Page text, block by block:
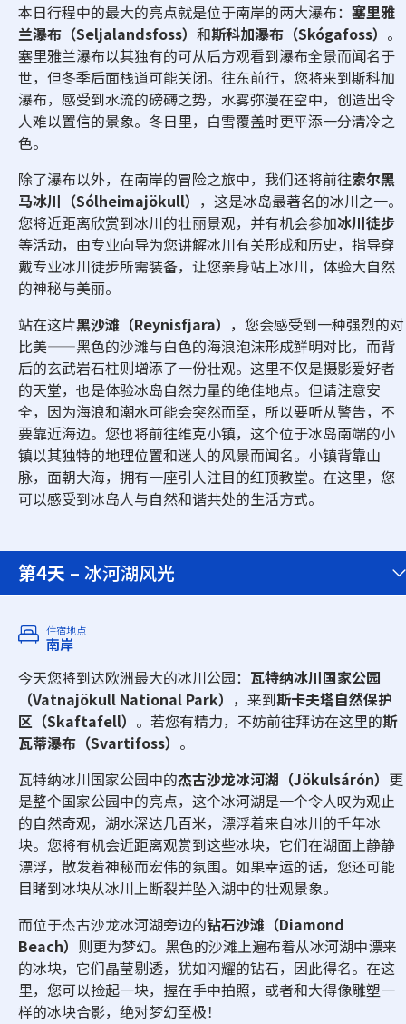
本日行程中的最大的亮点就是位于南岸的两大瀑布： 塞里雅
兰瀑布（Seljalandsfoss） 和斯科加瀑布（Skógafoss） 。
塞里雅兰瀑布以其独有的可从后方观看到瀑布全景而闻名于
世，但冬季后面栈道可能关闭。往东前行，您将来到斯科加
瀑布，感受到水流的磅礴之势，水雾弥漫在空中，创造出令
人难以置信的景象。冬日里，白雪覆盖时更平添一分清冷之
色。
除了瀑布以外，在南岸的冒险之旅中，我们还将前往索尔黑
马冰川（Sólheimajökull） ，这是冰岛最著名的冰川之一。
您将近距离欣赏到冰川的壮丽景观，并有机会参加冰川徒步
等活动，由专业向导为您讲解冰川有关形成和历史，指导穿
戴专业冰川徒步所需装备，让您亲身站上冰川，体验大自然
的神秘与美丽。
站在这片黑沙滩（Reynisfjara） ，您会感受到一种强烈的对
比美——黑色的沙滩与白色的海浪泡沫形成鲜明对比，而背
后的玄武岩石柱则增添了一份壮观。这里不仅是摄影爱好者
的天堂，也是体验冰岛自然力量的绝佳地点。但请注意安
全，因为海浪和潮水可能会突然而至，所以要听从警告，不
要靠近海边。您也将前往维克小镇，这个位于冰岛南端的小
镇以其独特的地理位置和迷人的风景而闻名。小镇背靠山
脉，面朝大海，拥有一座引人注目的红顶教堂。在这里，您
可以感受到冰岛人与自然和谐共处的生活方式。
第4天 – 冰河湖风光
住宿地点
南岸
今天您将到达欧洲最大的冰川公园： 瓦特纳冰川国家公园
（Vatnajökull National Park） ，来到斯卡夫塔自然保护
区（Skaftafell） 。若您有精力，不妨前往拜访在这里的斯
瓦蒂瀑布（Svartifoss） 。
瓦特纳冰川国家公园中的杰古沙龙冰河湖（Jökulsárón） 更
是整个国家公园中的亮点，这个冰河湖是一个令人叹为观止
的自然奇观，湖水深达几百米，漂浮着来自冰川的千年冰
块。您将有机会近距离观赏到这些冰块，它们在湖面上静静
漂浮，散发着神秘而宏伟的氛围。如果幸运的话，您还可能
目睹到冰块从冰川上断裂并坠入湖中的壮观景象。
而位于杰古沙龙冰河湖旁边的钻石沙滩（Diamond
Beach） 则更为梦幻。黑色的沙滩上遍布着从冰河湖中漂来
的冰块，它们晶莹剔透，犹如闪耀的钻石，因此得名。在这
里，您可以捡起一块，握在手中拍照，或者和大得像雕塑一
样的冰块合影，绝对梦幻至极！